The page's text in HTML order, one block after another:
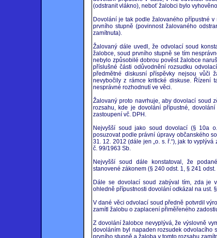
(odstranit vlákno), neboť žalobci bylo
Dovolání je tak podle žalovaného přípustné
prvního stupně (povinnost žalovaného
zamítnuta).
Žalovaný dále uvedl, že odvolací soud
žalobce, soud prvního stupně se tím
nebylo způsobilé dobrou pověst žalobce
příslušné části odůvodnění rozsudku
předmětné diskusní příspěvky nejsou vůči
nevybočily z rámce kritické diskuse. Řízení
nesprávné rozhodnutí ve věci.
Žalovaný proto navrhuje, aby dovolací soud
rozsahu, kde je dovolání přípustné,
zastoupení vč. DPH.
Nejvyšší soud jako soud dovolací (§ 10a
posuzovat podle právní úpravy občanského
31. 12. 2012 (dále jen „o. s. ř.“), jak to
č. 99/1963 Sb.
Nejvyšší soud dále konstatoval, že
stanovené zákonem (§ 240 odst. 1, § 241
Dále se dovolací soud zabýval tím, zda je
ohledně přípustnosti dovolání odkázal na ust.
V dané věci odvolací soud předně potvrdil
zamítl žalobu o zaplacení přiměřeného
Z dovolání žalobce nevyplývá, že výslovně
dovoláním byl napaden rozsudek odvolacího
prvního stupně a žaloba v tomto rozsahu